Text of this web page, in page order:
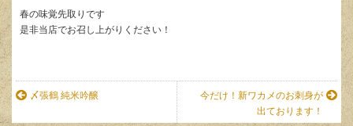
春の味覚先取りです
是非当店でお召し上がりください！
〆張鶴 純米吟醸
今だけ！新ワカメのお刺身が
出ております！